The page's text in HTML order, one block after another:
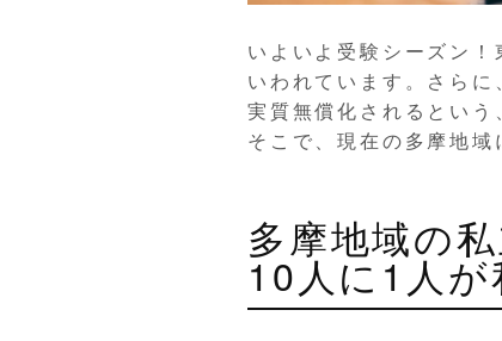
いよいよ受験シーズン
いわれています。さら
実質無償化されるという
そこで、現在の多摩地
多摩地域の
10人に1人が